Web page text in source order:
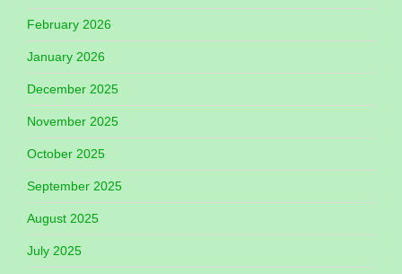
February 2026
January 2026
December 2025
November 2025
October 2025
September 2025
August 2025
July 2025